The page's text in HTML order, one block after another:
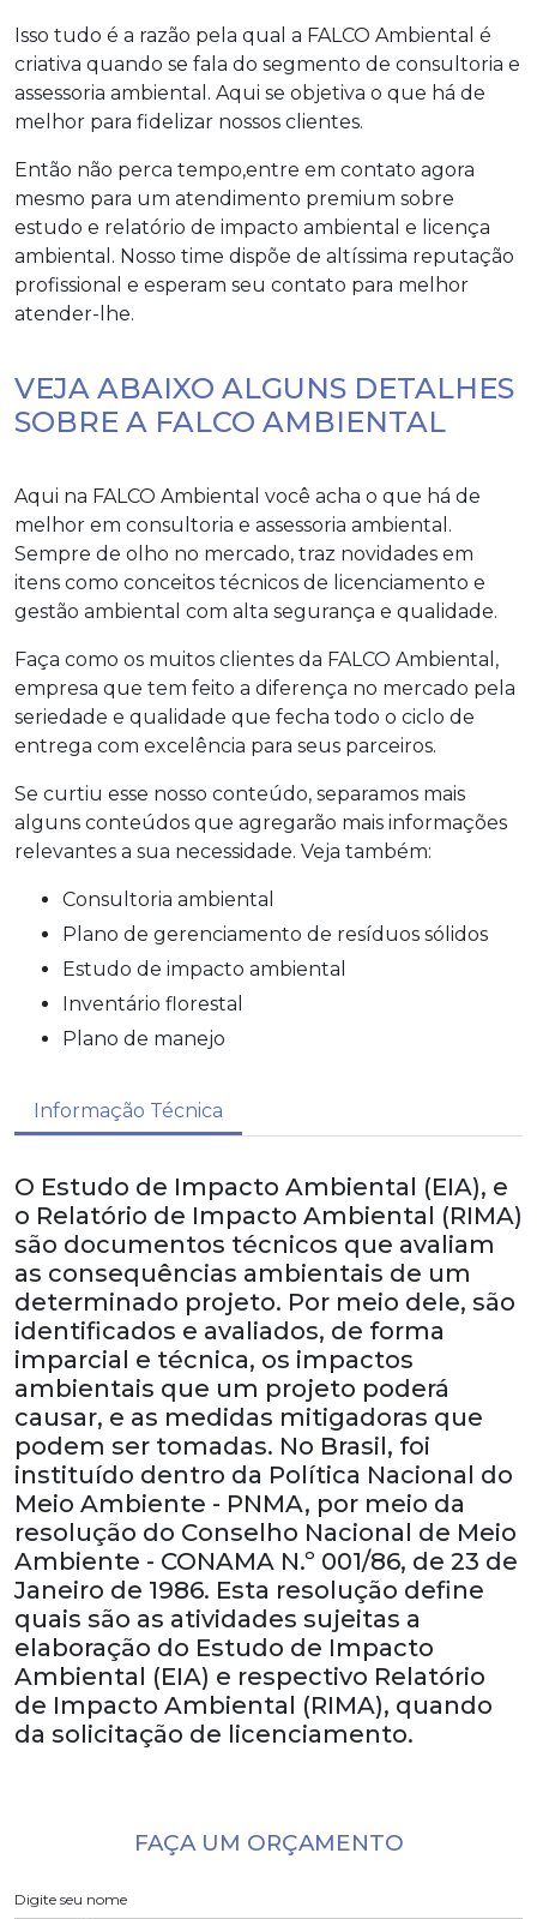
Isso tudo é a razão pela qual a FALCO Ambiental é
criativa quando se fala do segmento de consultoria e
assessoria ambiental. Aqui se objetiva o que há de
melhor para fidelizar nossos clientes.
Então não perca tempo,entre em contato agora
mesmo para um atendimento premium sobre
estudo e relatório de impacto ambiental e licença
ambiental . Nosso time dispõe de altíssima reputação
profissional e esperam seu contato para melhor
atender-lhe.
VEJA ABAIXO ALGUNS DETALHES
SOBRE A FALCO AMBIENTAL
Aqui na FALCO Ambiental você acha o que há de
melhor em consultoria e assessoria ambiental.
Sempre de olho no mercado, traz novidades em
itens como conceitos técnicos de licenciamento e
gestão ambiental com alta segurança e qualidade.
Faça como os muitos clientes da FALCO Ambiental,
empresa que tem feito a diferença no mercado pela
seriedade e qualidade que fecha todo o ciclo de
entrega com excelência para seus parceiros.
Se curtiu esse nosso conteúdo, separamos mais
alguns conteúdos que agregarão mais informações
relevantes a sua necessidade. Veja também:
consultoria ambiental
plano de gerenciamento de resíduos sólidos
estudo de impacto ambiental
inventário florestal
plano de manejo
Informação Técnica
O Estudo de Impacto Ambiental (EIA), e
o Relatório de Impacto Ambiental (RIMA)
são documentos técnicos que avaliam
as consequências ambientais de um
determinado projeto. Por meio dele, são
identificados e avaliados, de forma
imparcial e técnica, os impactos
ambientais que um projeto poderá
causar, e as medidas mitigadoras que
podem ser tomadas. No Brasil, foi
instituído dentro da Política Nacional do
Meio Ambiente - PNMA, por meio da
resolução do Conselho Nacional de Meio
Ambiente - CONAMA N.º 001/86, de 23 de
Janeiro de 1986. Esta resolução define
quais são as atividades sujeitas a
elaboração do Estudo de Impacto
Ambiental (EIA) e respectivo Relatório
de Impacto Ambiental (RIMA), quando
da solicitação de licenciamento.
FAÇA UM ORÇAMENTO
Digite seu nome